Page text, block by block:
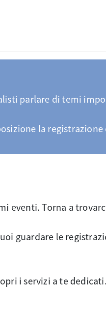
parlare di temi
la
eventi. Torna a
guardare le
i servizi a te dedicati.